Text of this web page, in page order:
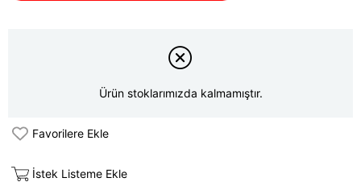
Ürün stoklarımızda kalmamıştır.
Favorilere Ekle
İstek Listeme Ekle